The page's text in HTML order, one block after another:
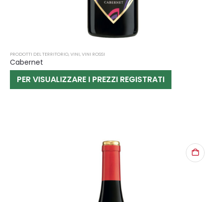
PRODOTTI DEL TERRITORIO, VINI, VINI ROSSI
Cabernet
PER VISUALIZZARE I PREZZI REGISTRATI